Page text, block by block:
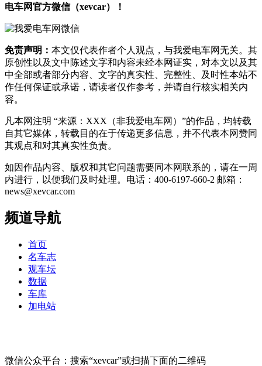
电车网官方微信（xevcar）！
免责声明： 本文仅代表作者个人观点，与我爱电车网无关。其
原创性以及文中陈述文字和内容未经本网证实，对本文以及其
中全部或者部分内容、文字的真实性、完整性、及时性本站不
作任何保证或承诺，请读者仅作参考，并请自行核实相关内
容。
凡本网注明 “来源：XXX（非我爱电车网）”的作品，均转载
自其它媒体，转载目的在于传递更多信息，并不代表本网赞同
其观点和对其真实性负责。
如因作品内容、版权和其它问题需要同本网联系的，请在一周
内进行，以便我们及时处理。电话：400-6197-660-2 邮箱：
news@xevcar.com
频道导航
首页
名车志
观车坛
数据
车库
加电站
微信公众平台：搜索“xevcar”或扫描下面的二维码